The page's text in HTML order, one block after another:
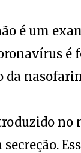
é um
é
da
no